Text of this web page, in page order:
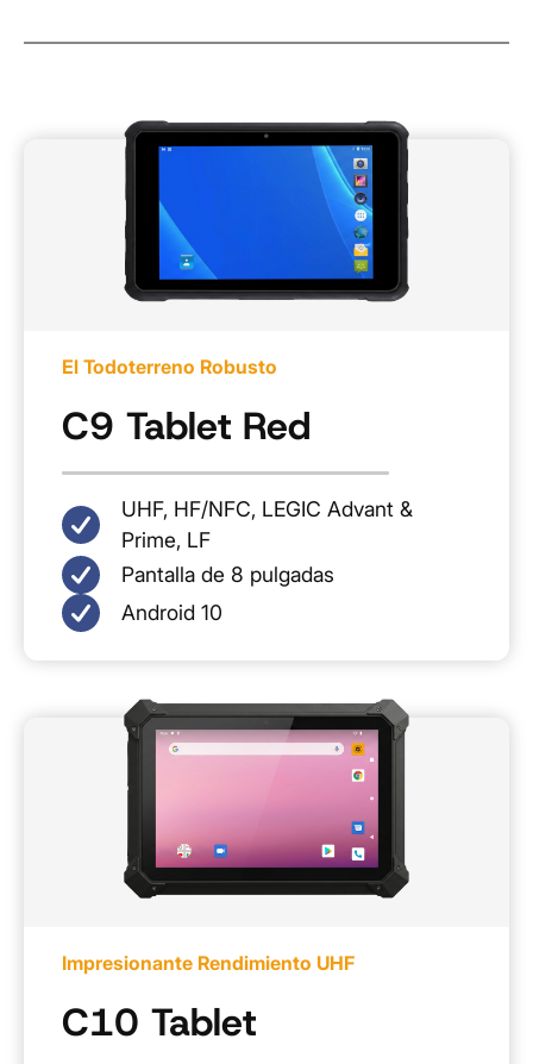
El Todoterreno Robusto
C9 Tablet Red
UHF, HF/NFC, LEGIC Advant &
Prime, LF
Pantalla de 8 pulgadas
Android 10
Impresionante Rendimiento UHF
C10 Tablet